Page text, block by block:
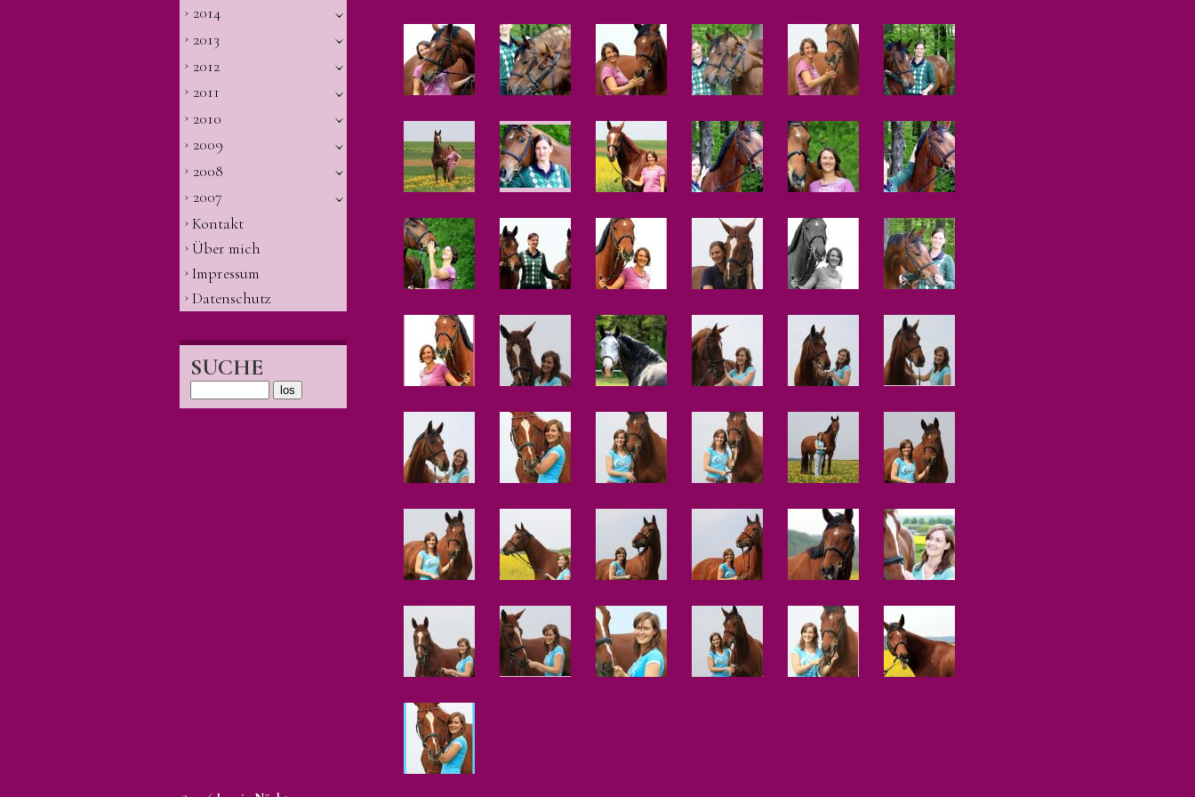
2014
2013
2012
2011
2010
2009
2008
2007
Kontakt
Über mich
Impressum
Datenschutz
SUCHE